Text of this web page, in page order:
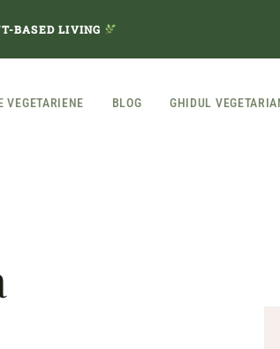
BASED LIVING
VEGETARIENE BLOG GHIDUL